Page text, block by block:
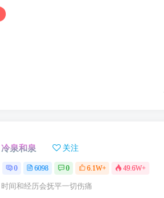
冷泉和泉 关注
0 6098 0 6.1W+ 49.6W+
时间和经历会抚平一切伤痛